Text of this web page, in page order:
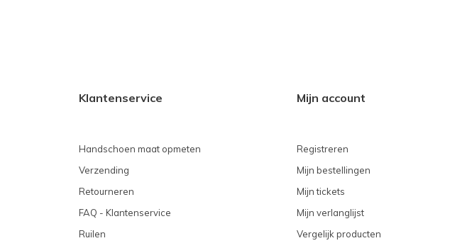
Klantenservice
Handschoen maat opmeten
Verzending
Retourneren
FAQ - Klantenservice
Ruilen
Mijn account
Registreren
Mijn bestellingen
Mijn tickets
Mijn verlanglijst
Vergelijk producten